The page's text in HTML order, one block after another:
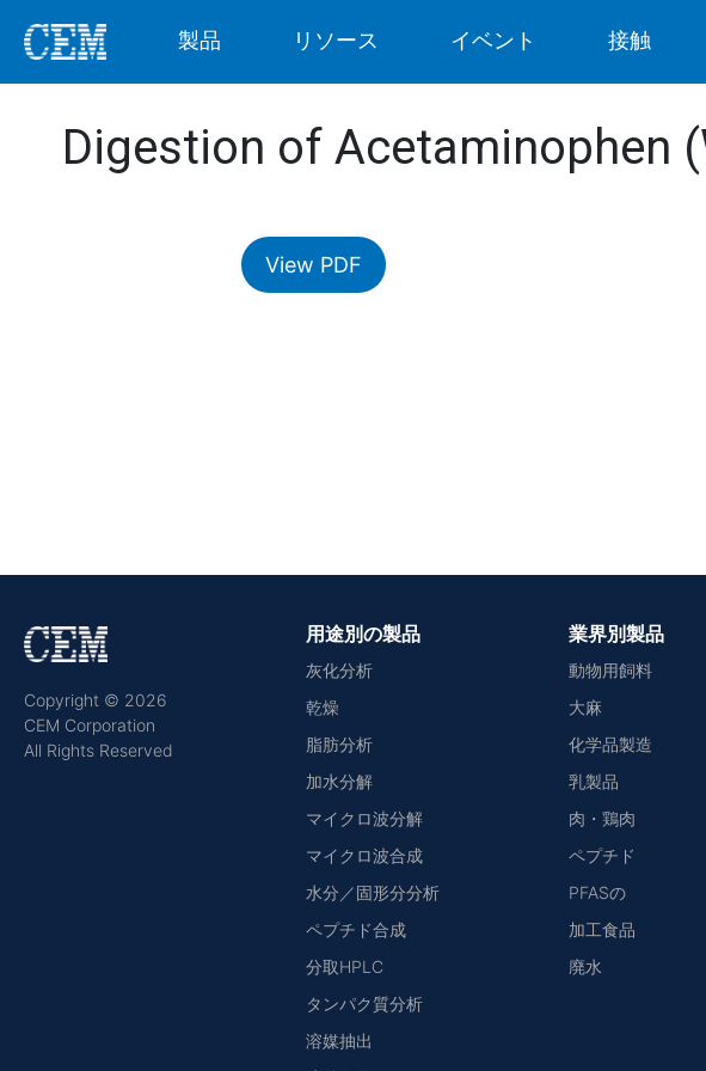
製品 リソース イベント 接触
Digestion of Acetaminophen
View PDF
Copyright © 2026
CEM Corporation
All Rights Reserved
用途別の製品
灰化分析
乾燥
脂肪分析
加水分解
マイクロ波分解
マイクロ波合成
水分／固形分分析
ペプチド合成
分取HPLC
タンパク質分析
溶媒抽出
業界別製品
動物用飼料
大麻
化学品製造
乳製品
肉・鶏肉
ペプチド
PFASの
加工食品
廃水